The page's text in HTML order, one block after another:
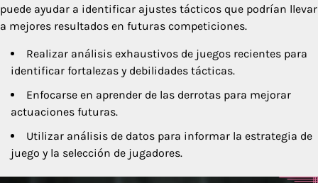
puede ayudar a identificar ajustes tácticos que podrían llevar
a mejores resultados en futuras competiciones.
Realizar análisis exhaustivos de juegos recientes para
identificar fortalezas y debilidades tácticas.
Enfocarse en aprender de las derrotas para mejorar
actuaciones futuras.
Utilizar análisis de datos para informar la estrategia de
juego y la selección de jugadores.